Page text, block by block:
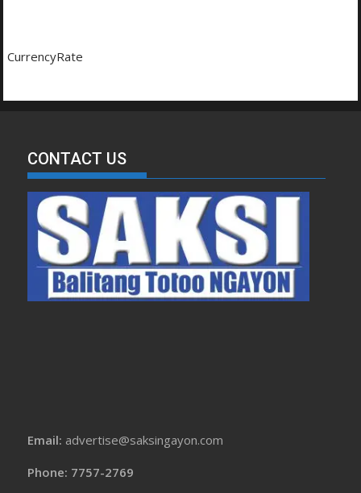
CurrencyRate
CONTACT US
Email: advertise@saksingayon.com
Phone: 7757-2769